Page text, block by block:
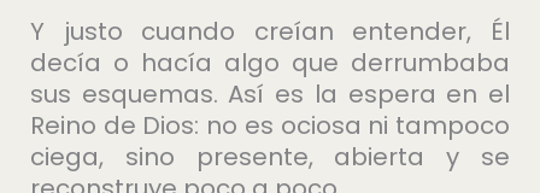
Y justo cuando creían entender, Él
decía o hacía algo que derrumbaba
sus esquemas. Así es la espera en el
Reino de Dios: no es ociosa ni tampoco
ciega, sino presente, abierta y se